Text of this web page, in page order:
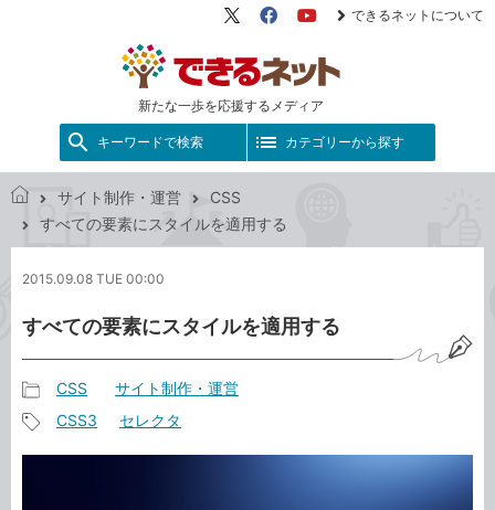
新たな一歩を応援するメディア
X（旧
FacebookYouTube
できるネットについて
キーワードで検索 カテゴリーから探す
ネ
ト
サイト制作・運営
CSS
すべての要素にスタイルを適用する
2015.09.08 TUE 00:00
すべての要素にスタイルを適用する
事
カ
CSS サイト制作・運営
CSS3 セレクタ